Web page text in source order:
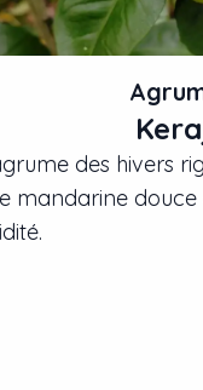
des hivers
mandarine